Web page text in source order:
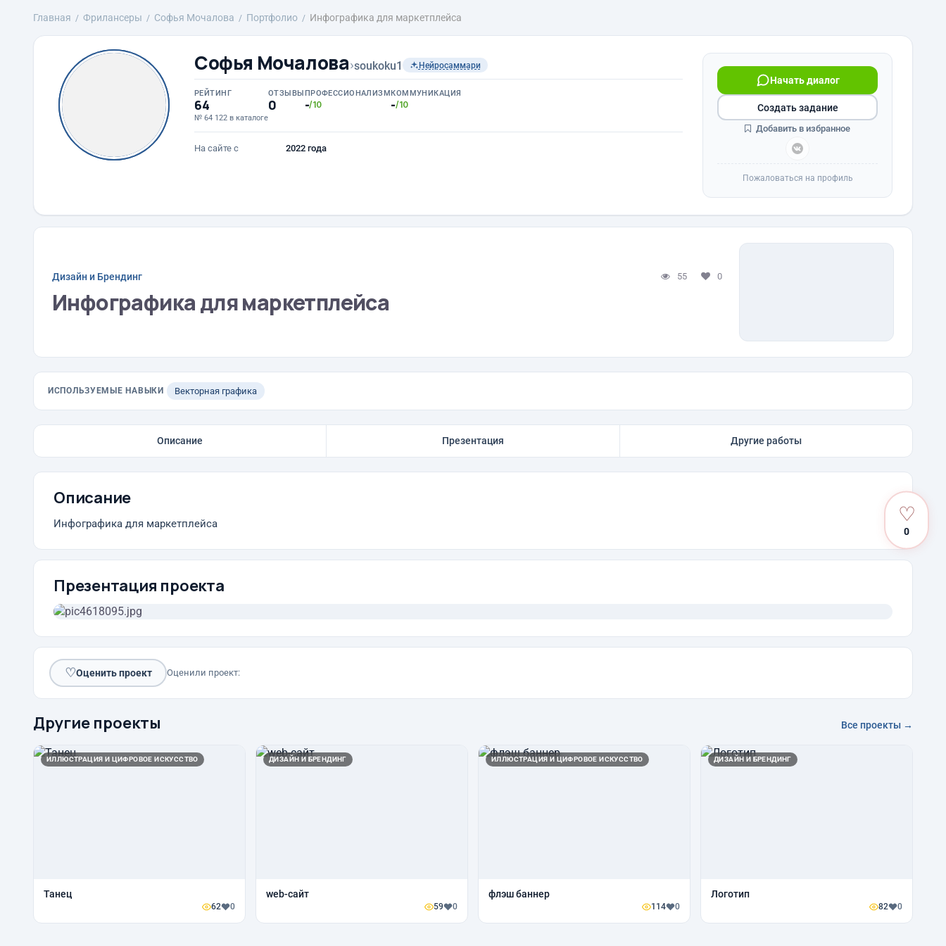
Главная Фрилансеры Софья Мочалова Портфолио Инфографика для маркетплейса
Софья Мочалова›soukoku1 Нейросаммари
РЕЙТИНГ
64
№ 64 122 в каталоге
ОТЗЫВЫ
0
ПРОФЕССИОНАЛИЗМ
-/10
КОММУНИКАЦИЯ
-/10
На сайте с 2022 года
Начать диалог
Создать задание
Добавить в избранное
Пожаловаться на профиль
Дизайн и Брендинг 55 0
Инфографика для маркетплейса
ИСПОЛЬЗУЕМЫЕ НАВЫКИ Векторная графика
Описание Презентация Другие работы
Описание
Инфографика для маркетплейса
Презентация проекта
♡
0
♡Оценить проект Оценили проект:
Другие проекты Все проекты →
ИЛЛЮСТРАЦИЯ И ЦИФРОВОЕ ИСКУССТВО
Танец
62 0
ДИЗАЙН И БРЕНДИНГ
web-сайт
59 0
ИЛЛЮСТРАЦИЯ И ЦИФРОВОЕ ИСКУССТВО
флэш баннер
114 0
ДИЗАЙН И БРЕНДИНГ
Логотип
82 0